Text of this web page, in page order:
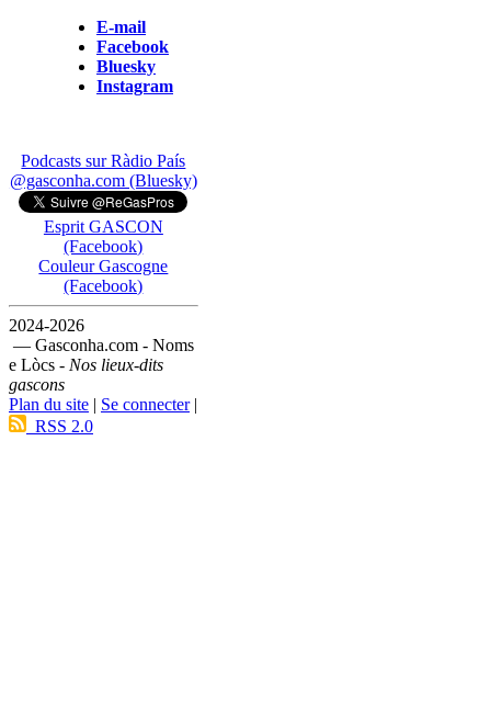
E-mail
Facebook
Bluesky
Instagram
Podcasts sur Ràdio País
@gasconha.com (Bluesky)
Esprit GASCON
(Facebook)
Couleur Gascogne
(Facebook)
2024-2026
— Gasconha.com - Noms
e Lòcs - Nos lieux-dits
gascons
Plan du site | Se connecter|
RSS 2.0